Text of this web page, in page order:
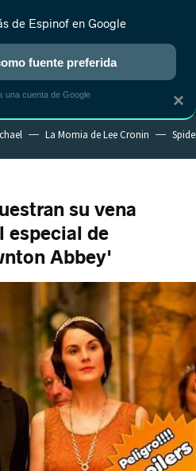
NUEVO
ANIME RANKINGS CINE
La Momia de Lee Cronin
su vena
especial de
Abbey'
×
de Espinof en Google
fuente preferida
una cuenta de Google